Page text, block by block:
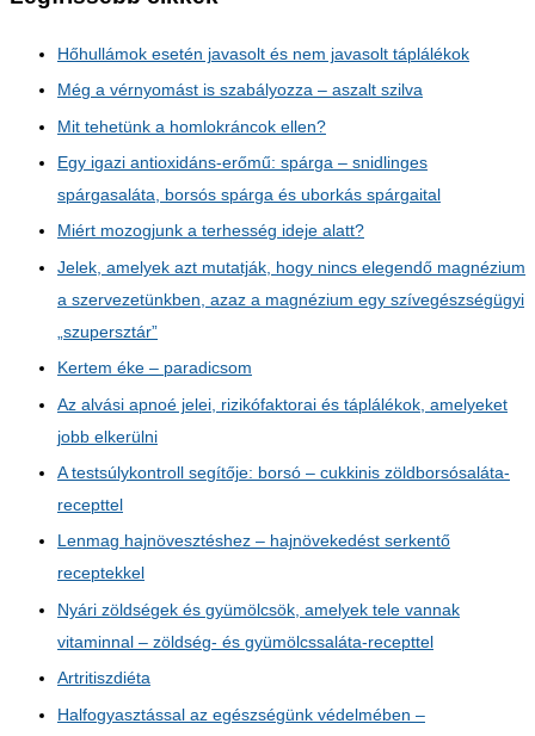
Hőhullámok esetén javasolt és nem javasolt táplálékok
Még a vérnyomást is szabályozza – aszalt szilva
Mit tehetünk a homlokráncok ellen?
Egy igazi antioxidáns-erőmű: spárga – snidlinges
spárgasaláta, borsós spárga és uborkás spárgaital
Miért mozogjunk a terhesség ideje alatt?
Jelek, amelyek azt mutatják, hogy nincs elegendő magnézium
a szervezetünkben, azaz a magnézium egy szívegészségügyi
„szupersztár”
Kertem éke – paradicsom
Az alvási apnoé jelei, rizikófaktorai és táplálékok, amelyeket
jobb elkerülni
A testsúlykontroll segítője: borsó – cukkinis zöldborsósaláta-
recepttel
Lenmag hajnövesztéshez – hajnövekedést serkentő
receptekkel
Nyári zöldségek és gyümölcsök, amelyek tele vannak
vitaminnal – zöldség- és gyümölcssaláta-recepttel
Artritiszdiéta
Halfogyasztással az egészségünk védelmében –